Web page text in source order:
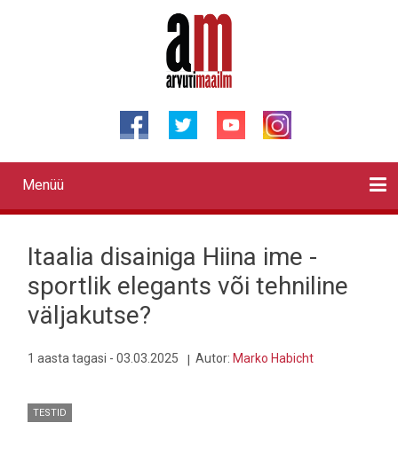
Primary
links
Menüü
Itaalia disainiga Hiina ime -
sportlik elegants või tehniline
väljakutse?
1 aasta tagasi - 03.03.2025 Autor: Marko Habicht
TESTID